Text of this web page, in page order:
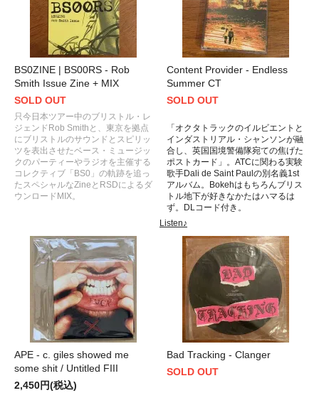
BS0ZINE | BS00RS - Rob
Smith Issue Zine + MIX
SOLD OUT
只今日本ツアー中のブリストル・レ
ジェンドRob Smithと、東京を拠点
にブリストルのサウンドとスピリッ
ツを表出させたベース・ミュージッ
クのパーティーやラジオを主催する
コレクティブ「BS0」の軌跡を追っ
たスペシャルなZineとRSDによるダ
ウンロードMIX。
Content Provider - Endless
Summer CT
SOLD OUT
「オクタトラックのイルビエントと
インダストリアル・シャンソンが融
合し、英国国境警備隊宛ての焦げた
ポストカード」。ATCに関わる実験
歌手Dali de Saint Paulの別名義1st
アルバム。Bokehはもちろんブリス
トル地下が好きなかたはハマるは
ず。DLコード付き。
Listen♪
APE - c. giles showed me
some shit / Untitled FIII
2,450円(税込)
Bad Tracking - Clanger
SOLD OUT